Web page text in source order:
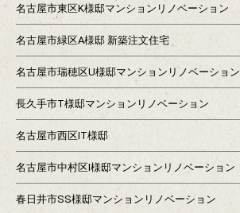
名古屋市東区K様邸マンションリノベーション
名古屋市緑区A様邸 新築注文住宅
名古屋市瑞穂区U様邸マンションリノベーション
長久手市T様邸マンションリノベーション
名古屋市西区IT様邸
名古屋市中村区I様邸マンションリノベーション
春日井市SS様邸マンションリノベーション